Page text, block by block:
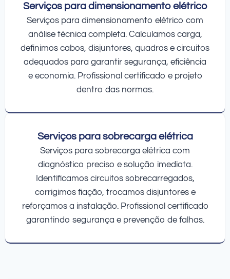
Serviços para dimensionamento elétrico
Serviços para dimensionamento elétrico com
análise técnica completa. Calculamos carga,
definimos cabos, disjuntores, quadros e circuitos
adequados para garantir segurança, eficiência
e economia. Profissional certificado e projeto
dentro das normas.
Serviços para sobrecarga elétrica
Serviços para sobrecarga elétrica com
diagnóstico preciso e solução imediata.
Identificamos circuitos sobrecarregados,
corrigimos fiação, trocamos disjuntores e
reforçamos a instalação. Profissional certificado
garantindo segurança e prevenção de falhas.